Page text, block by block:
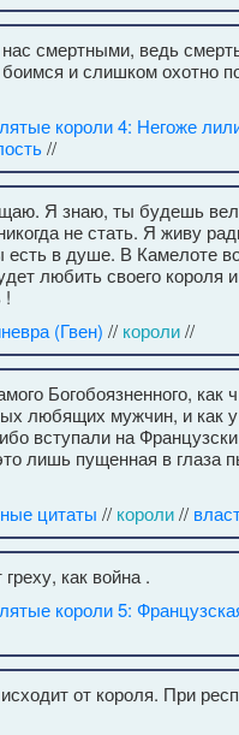
смертными, ведь
и слишком охотно
короли 4: Негоже
//
Я знаю, ты будешь
не стать. Я живу
есть в душе. В Камелоте
любить своего короля
!
(Гвен) // короли//
Богобоязненного, как
любящих мужчин, и как
вступали на
лишь пущенная в глаза
цитаты // короли//
как война .
короли 5:
от короля. При